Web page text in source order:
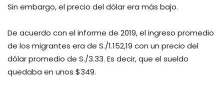
Sin embargo, el precio del dólar era más bajo.
De acuerdo con el informe de 2019, el ingreso promedio
de los migrantes era de S./1.152,19 con un precio del
dólar promedio de S./3.33. Es decir, que el sueldo
quedaba en unos $349.